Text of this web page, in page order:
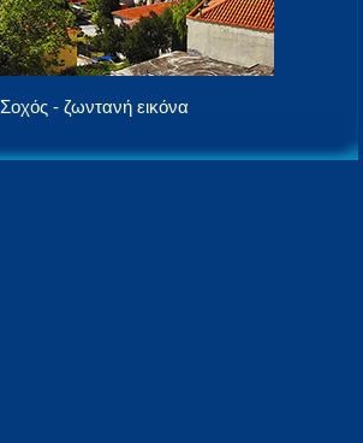
Σοχός - ζωντανή εικόνα